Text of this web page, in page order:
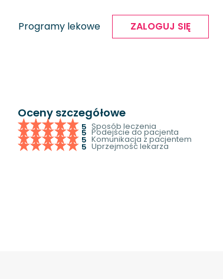
Programy lekowe ZALOGUJ SIĘ
Oceny szczegółowe
5 Sposób leczenia
5 Podejście do pacjenta
5 Komunikacja z pacjentem
5 Uprzejmość lekarza